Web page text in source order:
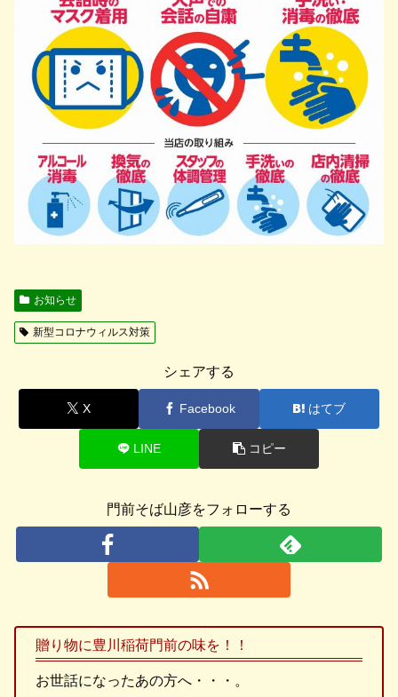
お知らせ
新型コロナウィルス対策
シェアする
X Facebook はてブ
LINE コピー
門前そば山彦をフォローする
贈り物に豊川稲荷門前の味を！！
お世話になったあの方へ・・・。